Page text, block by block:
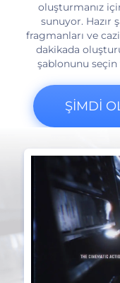
oluşturmanız
sunuyor. Hazır
fragmanları ve
dakikada
şablonunu seçin
ŞIMDI